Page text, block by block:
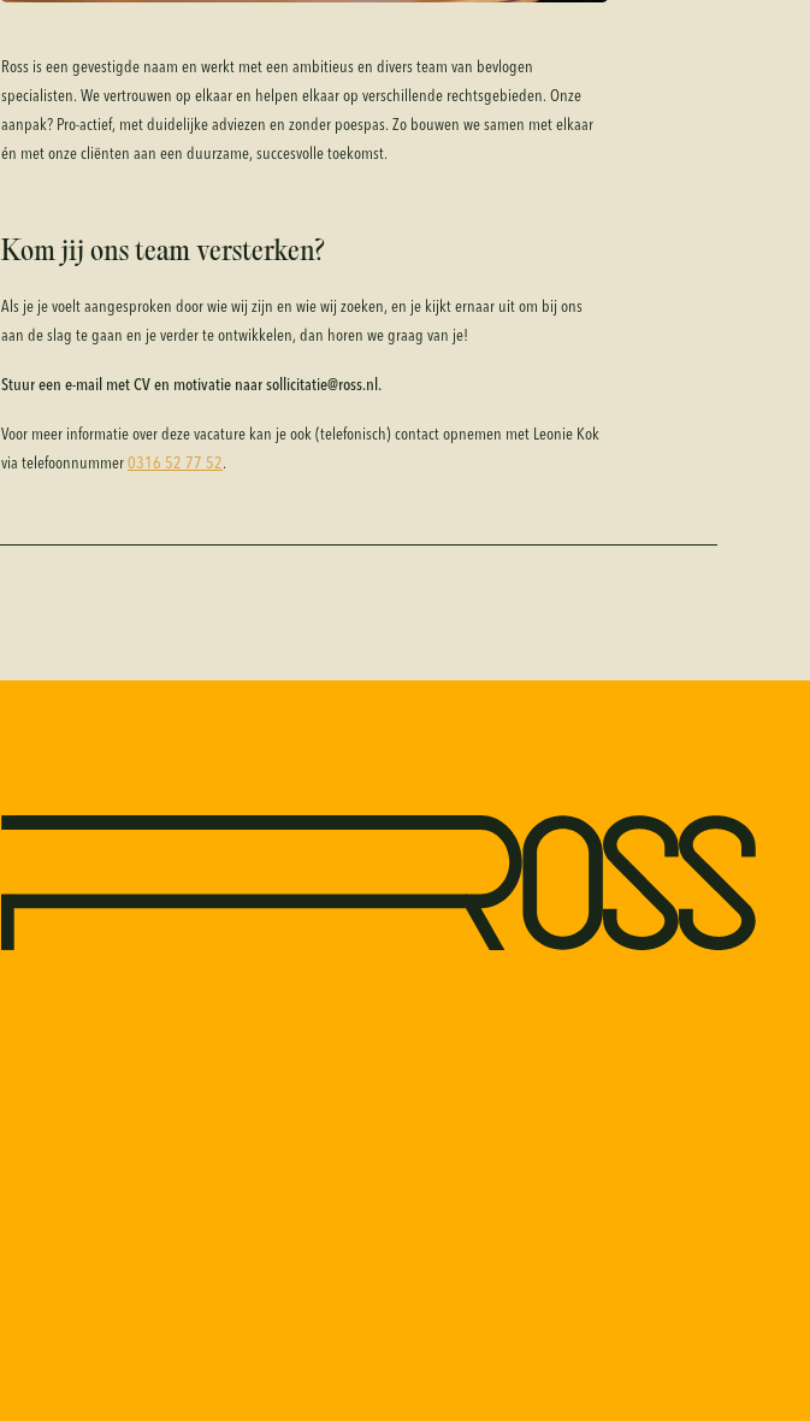
Ross is een gevestigde naam en werkt met een ambitieus en divers team van bevlogen
specialisten. We vertrouwen op elkaar en helpen elkaar op verschillende rechtsgebieden. Onze
aanpak? Pro-actief, met duidelijke adviezen en zonder poespas. Zo bouwen we samen met elkaar
én met onze cliënten aan een duurzame, succesvolle toekomst.
Kom jij ons team versterken?
Als je je voelt aangesproken door wie wij zijn en wie wij zoeken, en je kijkt ernaar uit om bij ons
aan de slag te gaan en je verder te ontwikkelen, dan horen we graag van je!
Stuur een e-mail met CV en motivatie naar sollicitatie@ross.nl.
Voor meer informatie over deze vacature kan je ook (telefonisch) contact opnemen met Leonie Kok
via telefoonnummer0316 52 77 52.